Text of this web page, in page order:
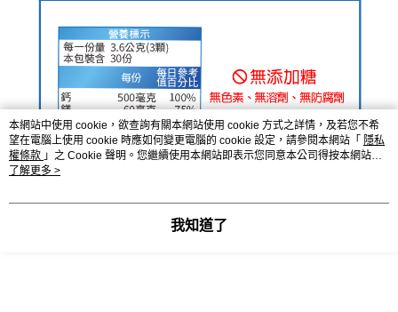
本網站中使用 cookie，欲查詢有關本網站使用 cookie 方式之詳情，及若您不希
望在電腦上使用 cookie 時應如何變更電腦的 cookie 設定，請參閱本網站「 隱私
權條款 」之 Cookie 聲明。您繼續使用本網站即表示您同意本公司得按本網站使
用條款之 Cookie 聲明使用 cookie。
了解更多 >
我知道了